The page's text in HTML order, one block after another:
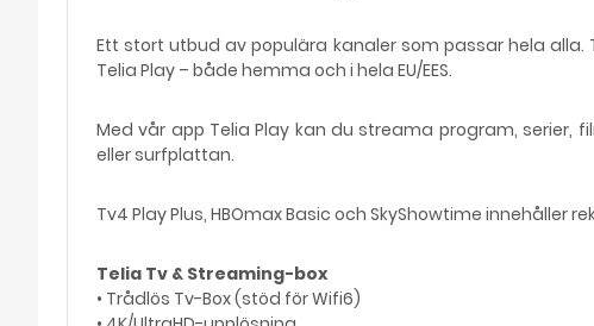
Ett stort utbud av populära kanaler som passar hela
Telia Play – både hemma och i hela EU/EES.
Med vår app Telia Play kan du streama program, serier,
eller surfplattan.
Tv4 Play Plus, HBOmax Basic och SkyShowtime innehåller
Telia Tv & Streaming-box
• Trådlös Tv-Box (stöd för Wifi6)